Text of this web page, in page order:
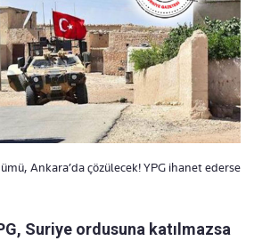
Ankara’da çözülecek! YPG ihanet ederse
Suriye ordusuna katılmazsa